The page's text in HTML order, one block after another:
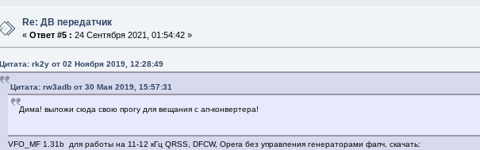
Re: ДВ передатчик
«Ответ #5 : 24 Сентября 2021, 01:54:42 »
Цитата: rk2y от 02 Ноября 2019, 12:28:49
Цитата: rw3adb от 30 Мая 2019, 15:57:31
Дима! выложи сюда свою прогу для вещания с ап-конвертера!
VFO_MF 1.31b для работы на 11-12 кГц QRSS, DFCW, Opera без управления генераторами фапч, скачать: